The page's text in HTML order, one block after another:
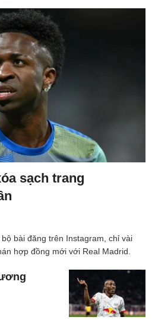
sạch trang
bài đăng trên Instagram, chỉ vài
hợp đồng mới với Real Madrid.